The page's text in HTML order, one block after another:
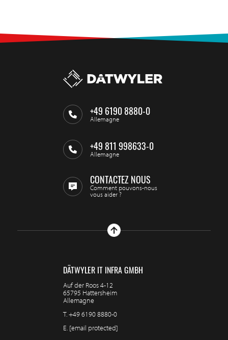
+49 6190 8880-0
Allemagne
+49 811 998633-0
Allemagne
CONTACTEZ NOUS
Comment pouvons-nous
vous aider ?
DÄTWYLER IT INFRA GMBH
Auf der Roos 4-12
65795 Hattersheim
Allemagne
T.+49 6190 8880-0
E. [email protected]